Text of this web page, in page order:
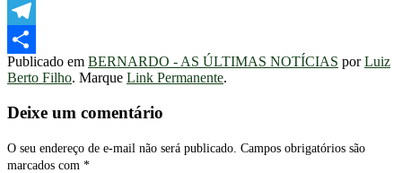
WhatsApp
Telegram
Share
Publicado em BERNARDO - AS ÚLTIMAS NOTÍCIAS porLuiz
Berto Filho. Marque Link Permanente.
Deixe um comentário
O seu endereço de e-mail não será publicado. Campos obrigatórios são
marcados com *